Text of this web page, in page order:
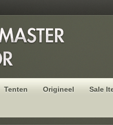
Tenten Origineel Sale